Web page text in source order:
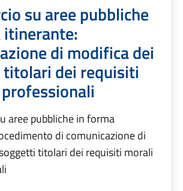
su aree pubbliche
di modifica dei
dei requisiti
aree pubbliche in forma
di comunicazione di
titolari dei requisiti morali